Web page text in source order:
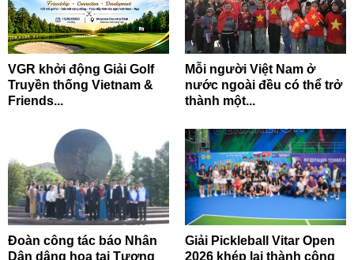
VGR khởi động Giải Golf
Truyền thống Vietnam &
Friends...
Mỗi người Việt Nam ở
nước ngoài đều có thể trở
thành một...
Đoàn công tác báo Nhân
Dân dâng hoa tại Tượng
Giải Pickleball Vitar Open
2026 khép lại thành công